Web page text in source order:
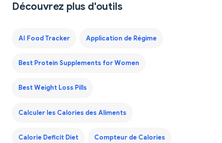
Découvrez plus d'outils
AI Food Tracker Application de Régime
Best Protein Supplements for Women
Best Weight Loss Pills
Calculer les Calories des Aliments
Calorie Deficit Diet Compteur de Calories